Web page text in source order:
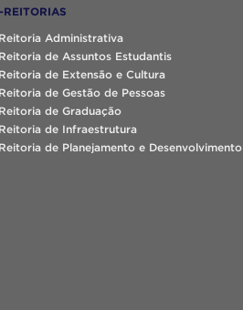
REITORIAS
Administrativa
de Assuntos Estudantis
de Extensão e Cultura
de Gestão de Pessoas
de Graduação
de Infraestrutura
de Planejamento e Desenvolvimento